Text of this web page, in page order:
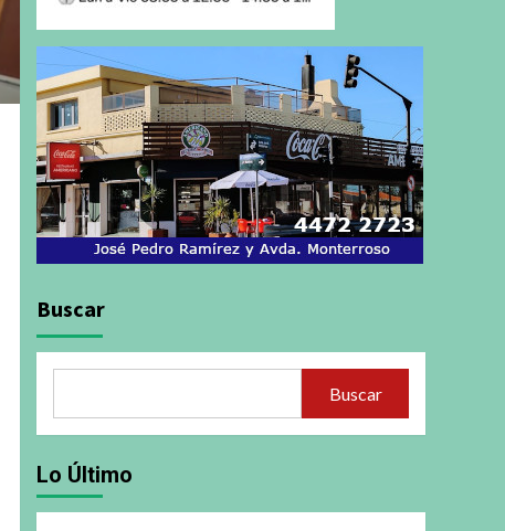
Buscar
Buscar
Lo Último